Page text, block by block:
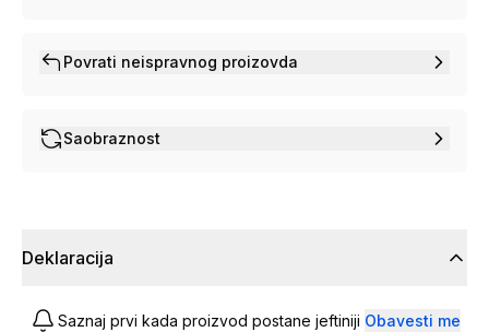
Povrati neispravnog proizovda
Saobraznost
Deklaracija
Saznaj prvi kada proizvod postane jeftiniji Obavesti me